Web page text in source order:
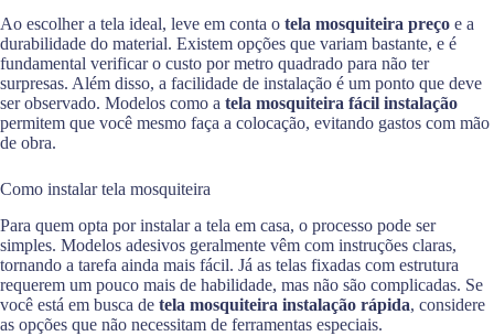
Ao escolher a tela ideal, leve em conta o tela mosquiteira preço e a
durabilidade do material. Existem opções que variam bastante, e é
fundamental verificar o custo por metro quadrado para não ter
surpresas. Além disso, a facilidade de instalação é um ponto que deve
ser observado. Modelos como a tela mosquiteira fácil instalação
permitem que você mesmo faça a colocação, evitando gastos com mão
de obra.
Como instalar tela mosquiteira
Para quem opta por instalar a tela em casa, o processo pode ser
simples. Modelos adesivos geralmente vêm com instruções claras,
tornando a tarefa ainda mais fácil. Já as telas fixadas com estrutura
requerem um pouco mais de habilidade, mas não são complicadas. Se
você está em busca de tela mosquiteira instalação rápida, considere
as opções que não necessitam de ferramentas especiais.